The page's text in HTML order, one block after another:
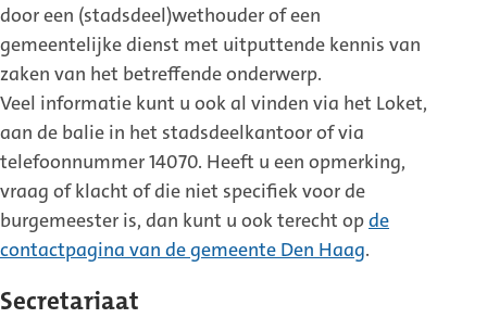
door een (stadsdeel)wethouder of een
gemeentelijke dienst met uitputtende kennis van
zaken van het betreffende onderwerp.
Veel informatie kunt u ook al vinden via het Loket,
aan de balie in het stadsdeelkantoor of via
telefoonnummer 14070. Heeft u een opmerking,
vraag of klacht of die niet specifiek voor de
burgemeester is, dan kunt u ook terecht opde
contactpagina van de gemeente Den Haag.
Secretariaat